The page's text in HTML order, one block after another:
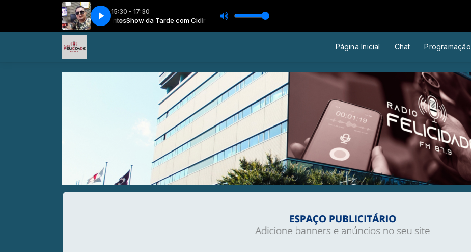
15:30 - 17:30
Show da Tarde com Cidinho SantosShow da Tarde com Cidinho Santos
Santo Terço Santo Terço
Página Inicial Chat Programação